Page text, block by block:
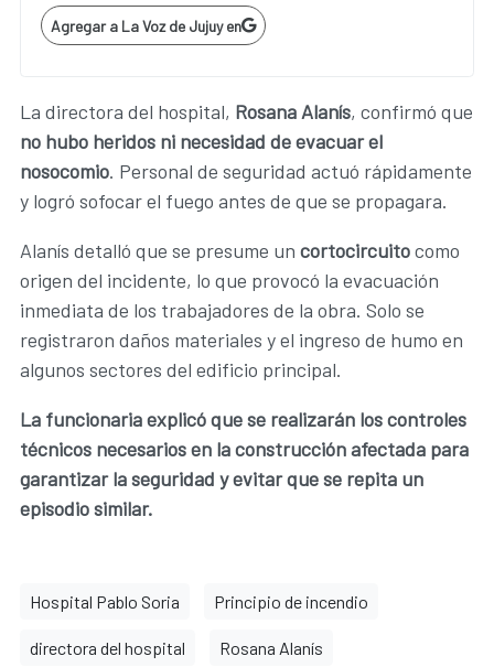
Agregar a La Voz de Jujuy en
La directora del hospital, Rosana Alanís, confirmó que
no hubo heridos ni necesidad de evacuar el
nosocomio. Personal de seguridad actuó rápidamente
y logró sofocar el fuego antes de que se propagara.
Alanís detalló que se presume un cortocircuitocomo
origen del incidente, lo que provocó la evacuación
inmediata de los trabajadores de la obra. Solo se
registraron daños materiales y el ingreso de humo en
algunos sectores del edificio principal.
La funcionaria explicó que se realizarán los controles
técnicos necesarios en la construcción afectada para
garantizar la seguridad y evitar que se repita un
episodio similar.
Hospital Pablo Soria Principio de incendio
directora del hospital Rosana Alanís